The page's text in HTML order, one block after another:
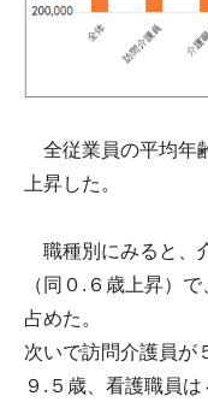
全従業員の平均年
上昇した。
職種別にみると、
（同０.６歳上昇）
占めた。
次いで訪問介護員が
９.５歳、看護職員